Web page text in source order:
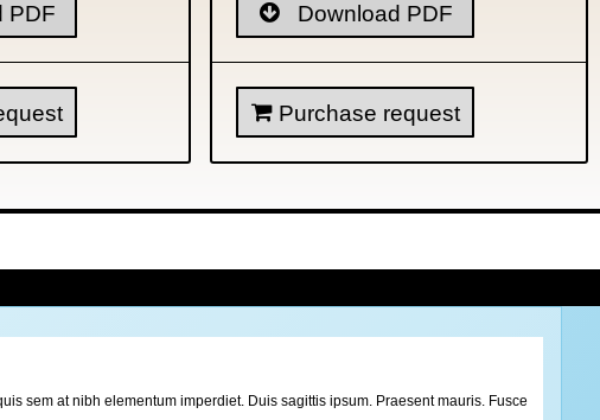
PDF Download PDF
Purchase request
sem at nibh elementum imperdiet. Duis sagittis ipsum. Praesent mauris. Fusce